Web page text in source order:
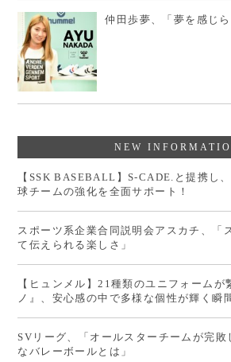
仲田歩夢、「夢を感じ
NEW
【SSK BASEBALL】S-CADE.と提携し
球チームの強化を全面サポート！
スポーツ系企業合同説明会アスカチ、「
て伝えられる楽しさ」
【ヒュンメル】21種類のユニフォームが
ノ』、安心感の中で多様な個性が輝く瞬
SVリーグ、「オールスターチームが完敗
なバレーボールとは」